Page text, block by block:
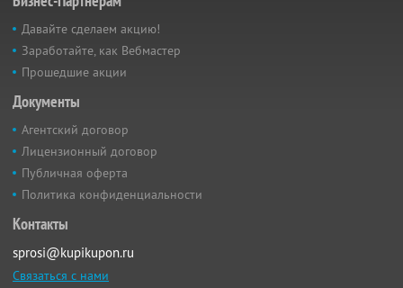
Давайте сделаем акцию!
Заработайте, как Вебмастер
Прошедшие акции
Документы
Агентский договор
Лицензионный договор
Публичная оферта
Политика конфиденциальности
Контакты
sprosi@kupikupon.ru
Связаться с нами